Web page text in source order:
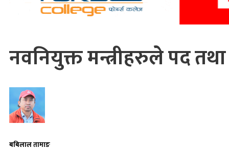
नवनियुक्त मन्त्रीहरुले पद
बबिलाल तामाङ